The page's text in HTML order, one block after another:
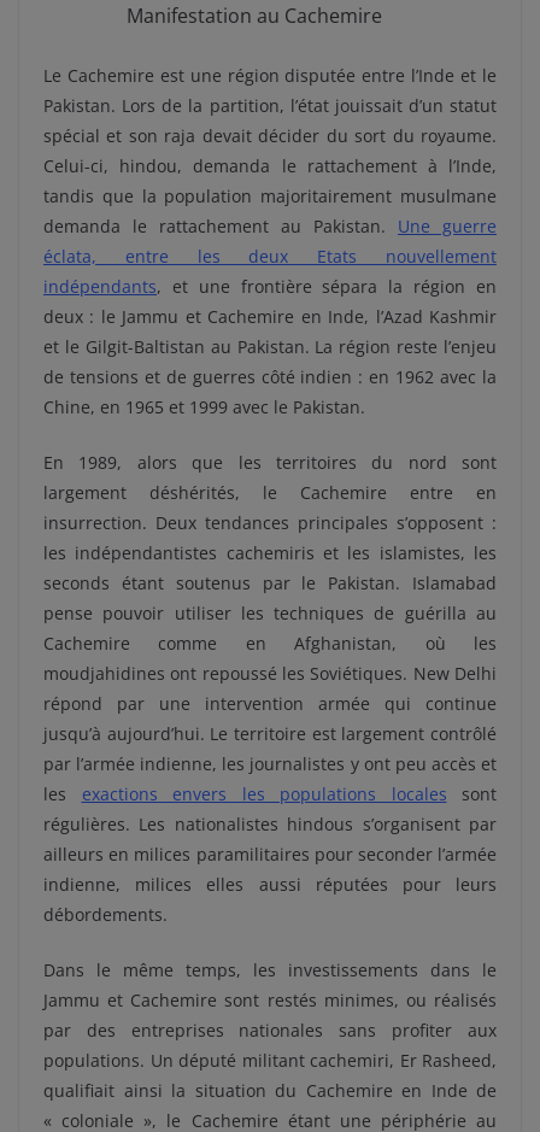
Manifestation au Cachemire
Le Cachemire est une région disputée entre l’Inde et le
Pakistan. Lors de la partition, l’état jouissait d’un statut
spécial et son raja devait décider du sort du royaume.
Celui-ci, hindou, demanda le rattachement à l’Inde,
tandis que la population majoritairement musulmane
demanda le rattachement au Pakistan. Une guerre
éclata, entre les deux Etats nouvellement
indépendants, et une frontière sépara la région en
deux : le Jammu et Cachemire en Inde, l’Azad Kashmir
et le Gilgit-Baltistan au Pakistan. La région reste l’enjeu
de tensions et de guerres côté indien : en 1962 avec la
Chine, en 1965 et 1999 avec le Pakistan.
En 1989, alors que les territoires du nord sont
largement déshérités, le Cachemire entre en
insurrection. Deux tendances principales s’opposent :
les indépendantistes cachemiris et les islamistes, les
seconds étant soutenus par le Pakistan. Islamabad
pense pouvoir utiliser les techniques de guérilla au
Cachemire comme en Afghanistan, où les
moudjahidines ont repoussé les Soviétiques. New Delhi
répond par une intervention armée qui continue
jusqu’à aujourd’hui. Le territoire est largement contrôlé
par l’armée indienne, les journalistes y ont peu accès et
les exactions envers les populations locales sont
régulières. Les nationalistes hindous s’organisent par
ailleurs en milices paramilitaires pour seconder l’armée
indienne, milices elles aussi réputées pour leurs
débordements.
Dans le même temps, les investissements dans le
Jammu et Cachemire sont restés minimes, ou réalisés
par des entreprises nationales sans profiter aux
populations. Un député militant cachemiri, Er Rasheed,
qualifiait ainsi la situation du Cachemire en Inde de
« coloniale », le Cachemire étant une périphérie au